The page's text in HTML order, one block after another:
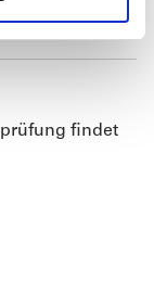
werden.
findet